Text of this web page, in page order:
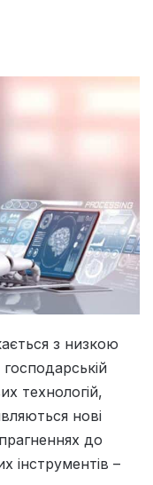
з низкою
технологій,
нові
до
інструментів –